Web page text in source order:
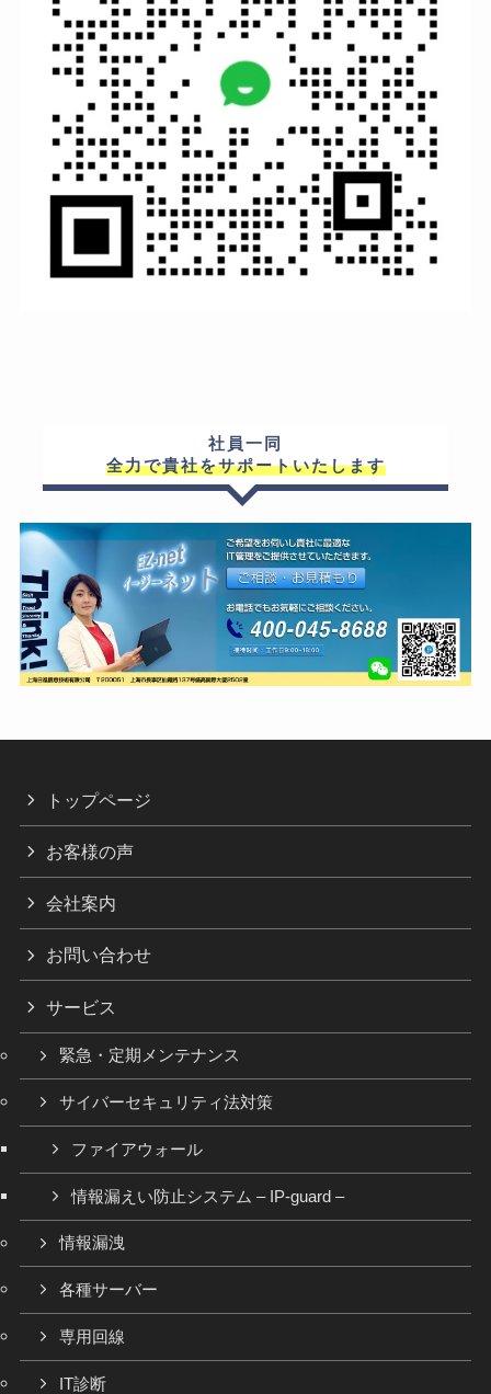
社員一同
全力で貴社をサポートいたします
トップページ
お客様の声
会社案内
お問い合わせ
サービス
緊急・定期メンテナンス
サイバーセキュリティ法対策
ファイアウォール
情報漏えい防止システム – IP-guard –
情報漏洩
各種サーバー
専用回線
IT診断